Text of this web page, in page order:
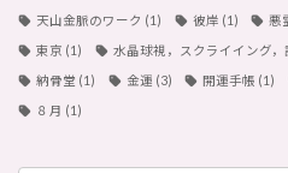
天山金脈のワーク (1) 彼岸 (1) 悪
東京 (1) 水晶球視，スクライイング，
納骨堂 (1) 金運 (3) 開運手帳 (1)
８月 (1)